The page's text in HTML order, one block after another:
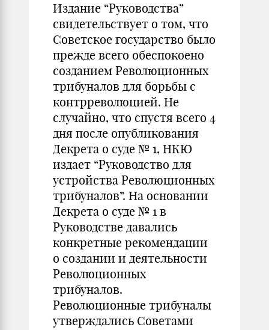
Издание “Руководства”
свидетельствует о том, что
Советское государство было
прежде всего обеспокоено
созданием Революционных
трибуналов для борьбы с
контрреволюцией. Не
случайно, что спустя всего 4
дня после опубликования
Декрета о суде № 1, НКЮ
издает “Руководство для
устройства Революционных
трибуналов”. На основании
Декрета о суде № 1 в
Руководстве давались
конкретные рекомендации
о создании и деятельности
Революционных
трибуналов.
Революционные трибуналы
утверждались Советами